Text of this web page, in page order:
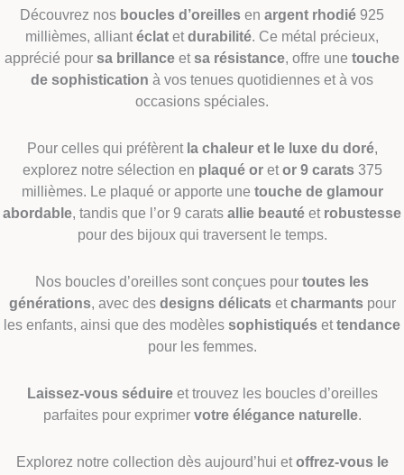
Découvrez nos boucles d’oreilles en argent rhodié 925
millièmes, alliant éclat et durabilité. Ce métal précieux,
apprécié pour sa brillance et sa résistance, offre une touche
de sophistication à vos tenues quotidiennes et à vos
occasions spéciales.
Pour celles qui préfèrentla chaleur et le luxe du doré,
explorez notre sélection en plaqué oret or 9 carats375
millièmes. Le plaqué or apporte une touche de glamour
abordable, tandis que l’or 9 carats allie beauté et robustesse
pour des bijoux qui traversent le temps.
Nos boucles d’oreilles sont conçues pour toutes les
générations, avec des designs délicatset charmantspour
les enfants, ainsi que des modèles sophistiqués et tendance
pour les femmes.
Laissez-vous séduireet trouvez les boucles d’oreilles
parfaites pour exprimer votre élégance naturelle.
Explorez notre collection dès aujourd’hui et offrez-vous le